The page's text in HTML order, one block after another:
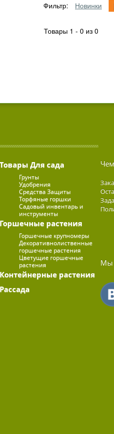
Фильтр:
Новинки
Товары 1 - 0 из 0
Товары Для сада
Грунты
Удобрения
Средства Защиты
Торфяные горшки
Садовый инвентарь и
инструменты
Горшечные растения
Горшечные крупномеры
Декоративнолиственные
горшечные растения
Цветущие горшечные
растения
Контейнерные растения
Рассада
Мы